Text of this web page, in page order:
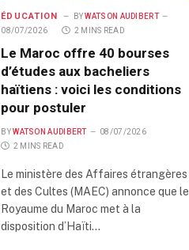
ÉDUCATION BY WATSON AUDIBERT
08/07/2026
2 MINS READ
Le Maroc offre 40 bourses
d’études aux bacheliers
haïtiens : voici les conditions
pour postuler
BY WATSON AUDIBERT
08/07/2026
2 MINS READ
Le ministère des Affaires étrangères
et des Cultes (MAEC) annonce que le
Royaume du Maroc met à la
disposition d’Haïti…